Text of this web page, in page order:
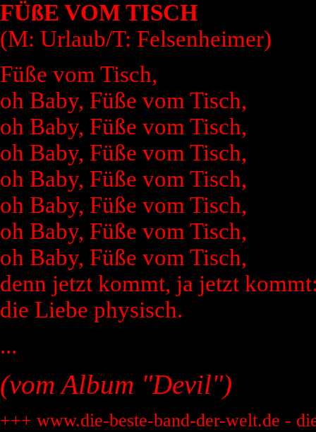
FÜßE VOM TISCH
(M: Urlaub/T: Felsenheimer)
Füße vom Tisch,
oh Baby, Füße vom Tisch,
oh Baby, Füße vom Tisch,
oh Baby, Füße vom Tisch,
oh Baby, Füße vom Tisch,
oh Baby, Füße vom Tisch,
oh Baby, Füße vom Tisch,
oh Baby, Füße vom Tisch,
denn jetzt kommt, ja jetzt
die Liebe physisch.
...
(vom Album "Devil")
+++ www.die-beste-band-der-welt.de -